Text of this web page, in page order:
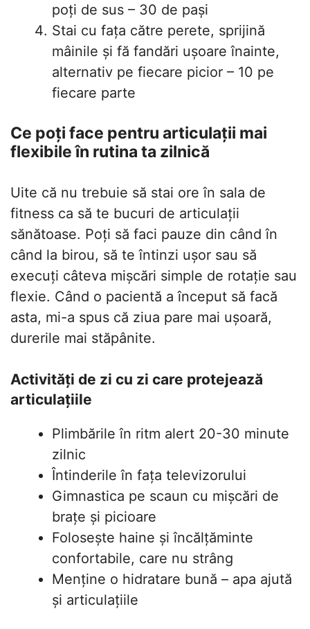
poți de sus – 30 de pași
Stai cu fața către perete, sprijină
mâinile și fă fandări ușoare înainte,
alternativ pe fiecare picior – 10 pe
fiecare parte
Ce poți face pentru articulații mai
flexibile în rutina ta zilnică
Uite că nu trebuie să stai ore în sala de
fitness ca să te bucuri de articulații
sănătoase. Poți să faci pauze din când în
când la birou, să te întinzi ușor sau să
execuți câteva mișcări simple de rotație sau
flexie. Când o pacientă a început să facă
asta, mi-a spus că ziua pare mai ușoară,
durerile mai stăpânite.
Activități de zi cu zi care protejează
articulațiile
Plimbările în ritm alert 20-30 minute
zilnic
Întinderile în fața televizorului
Gimnastica pe scaun cu mișcări de
brațe și picioare
Folosește haine și încălțăminte
confortabile, care nu strâng
Menține o hidratare bună – apa ajută
și articulațiile